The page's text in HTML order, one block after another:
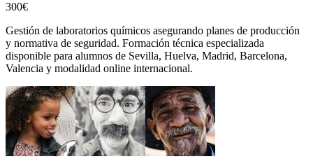
300€
Gestión de laboratorios químicos asegurando planes de producción
y normativa de seguridad. Formación técnica especializada
disponible para alumnos de Sevilla, Huelva, Madrid, Barcelona,
Valencia y modalidad online internacional.